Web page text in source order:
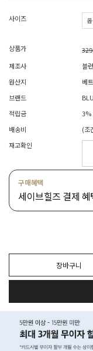
사이즈
상품가
제조사
블
원산지
베
브랜드
적립금
3%
배송비
(조
재고확인
구매혜택
세이브힐즈 결제 혜
장바구니